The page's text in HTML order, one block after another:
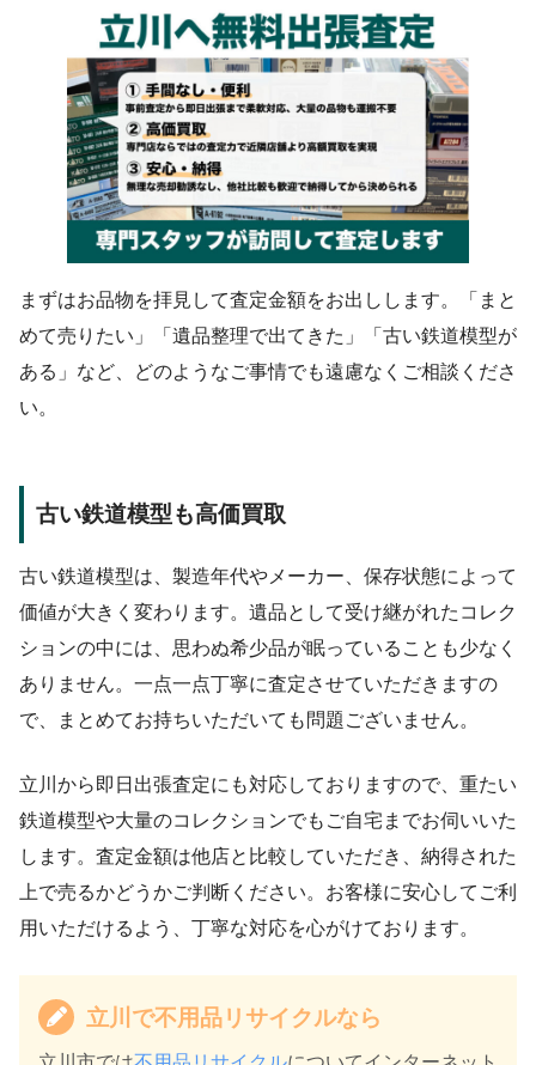
まずはお品物を拝見して査定金額をお出しします。「まと
めて売りたい」「遺品整理で出てきた」「古い鉄道模型が
ある」など、どのようなご事情でも遠慮なくご相談くださ
い。
古い鉄道模型も高価買取
古い鉄道模型は、製造年代やメーカー、保存状態によって
価値が大きく変わります。遺品として受け継がれたコレク
ションの中には、思わぬ希少品が眠っていることも少なく
ありません。一点一点丁寧に査定させていただきますの
で、まとめてお持ちいただいても問題ございません。
立川から即日出張査定にも対応しておりますので、重たい
鉄道模型や大量のコレクションでもご自宅までお伺いいた
します。査定金額は他店と比較していただき、納得された
上で売るかどうかご判断ください。お客様に安心してご利
用いただけるよう、丁寧な対応を心がけております。
立川で不用品リサイクルなら